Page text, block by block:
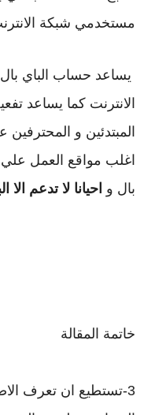
مستخدمي شبكة
الانترنت كما يساعد
المبتدئين و
اغلب مواقع العمل علي
بال و احيانا لا تدعم الا
خاتمة المقالة
3-تستطيع ان تعرف